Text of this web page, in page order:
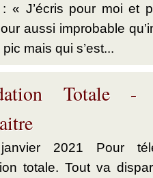
« J’écris pour moi et
aussi improbable
mais qui s’est...
Totale
2021 Pour
totale. Tout va